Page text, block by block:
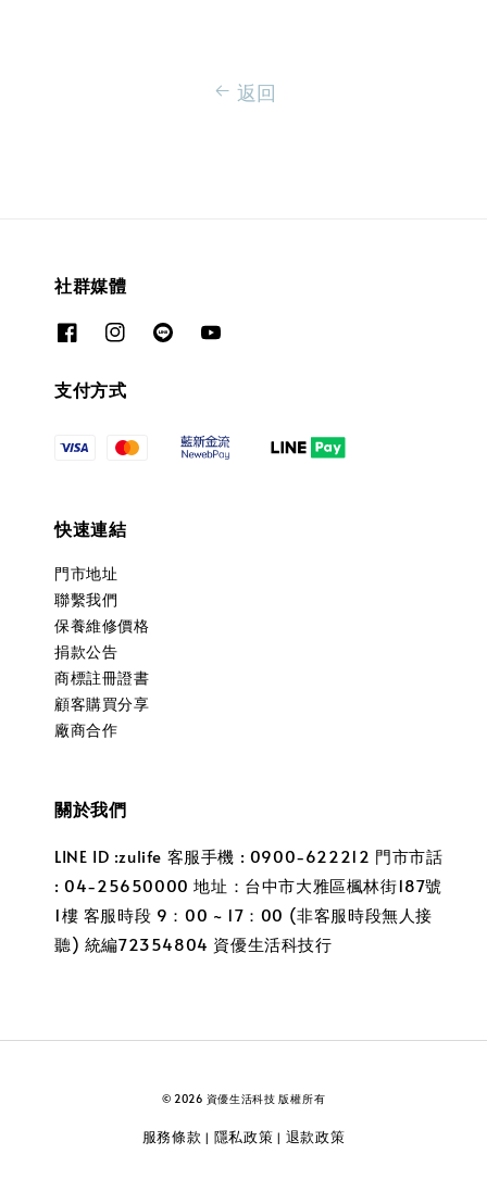
返回
社群媒體
支付方式
快速連結
門市地址
聯繫我們
保養維修價格
捐款公告
商標註冊證書
顧客購買分享
廠商合作
關於我們
LINE ID :zulife 客服手機 : 0900-622212 門市市話
: 04-25650000 地址：台中市大雅區楓林街187號
1樓 客服時段 9：00 ~ 17：00 (非客服時段無人接
聽) 統編72354804 資優生活科技行
© 2026 資優生活科技 版權所有
服務條款 | 隱私政策 | 退款政策